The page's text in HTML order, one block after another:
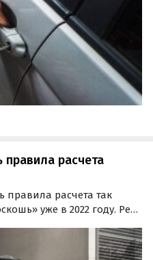
правила расчета
правила расчета так
уже в 2022 году. Речь
составляет 3 миллиона